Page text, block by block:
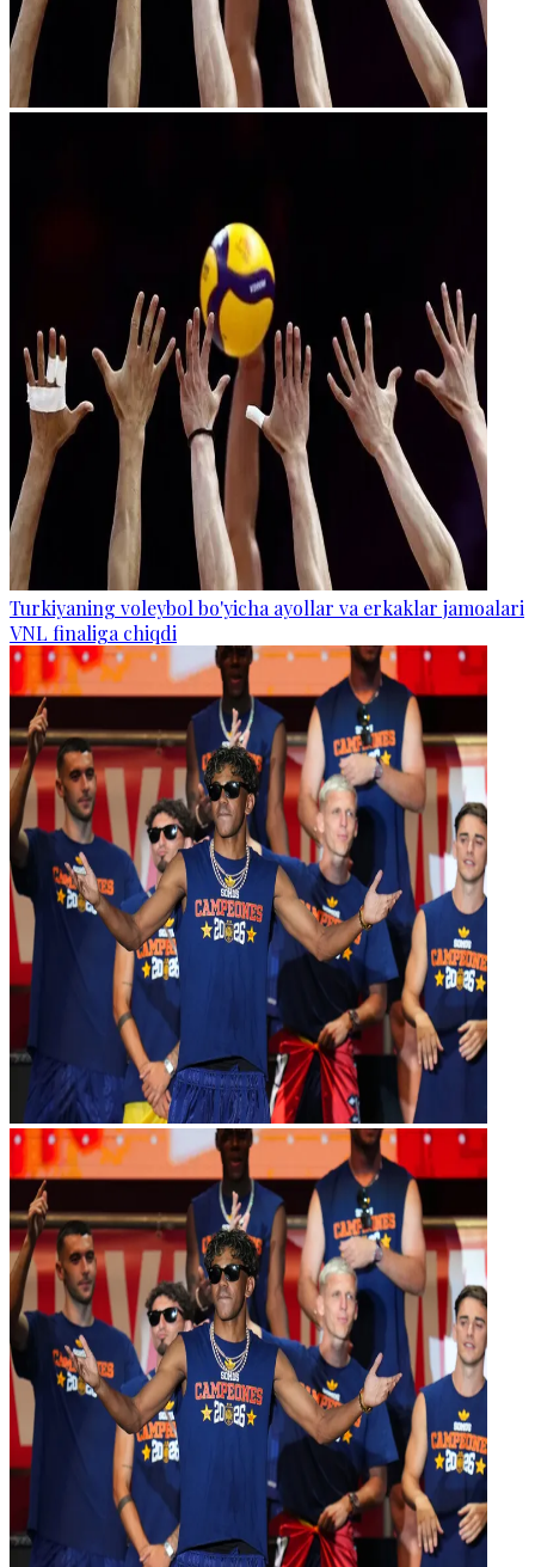
Turkiyaning voleybol bo'yicha ayollar va erkaklar jamoalari
VNL finaliga chiqdi